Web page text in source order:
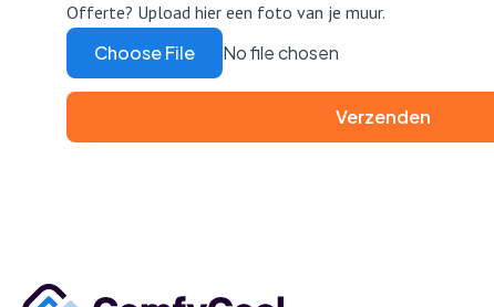
Offerte? Upload hier een foto van je muur.
Choose File No file chosen
Verzenden